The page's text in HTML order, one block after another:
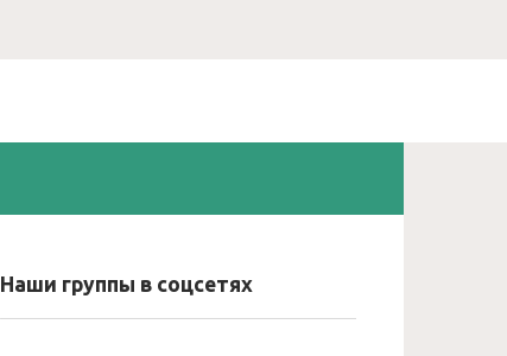
Наши группы в соцсетях